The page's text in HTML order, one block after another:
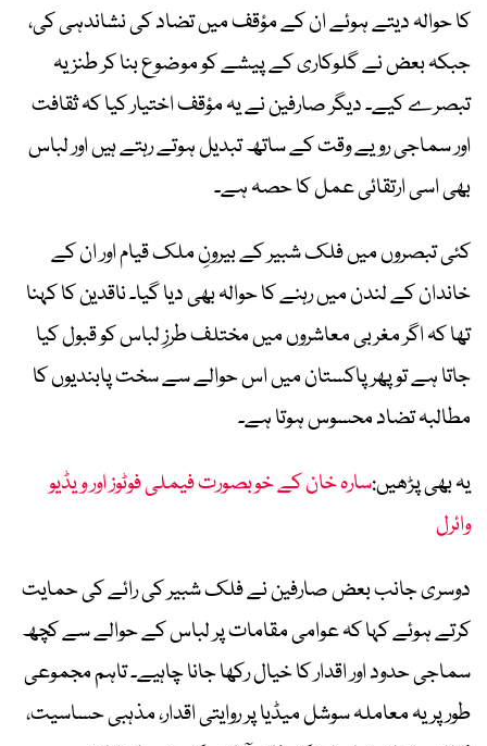
کا حوالہ دیتے ہوئے ان کے مؤقف میں تضاد کی نشاندہی کی،
جبکہ بعض نے گلوکاری کے پیشے کو موضوع بنا کر طنزیہ
تبصرے کیے۔ دیگر صارفین نے یہ مؤقف اختیار کیا کہ ثقافت
اور سماجی رویے وقت کے ساتھ تبدیل ہوتے رہتے ہیں اور لباس
بھی اسی ارتقائی عمل کا حصہ ہے۔
کئی تبصروں میں فلک شبیر کے بیرونِ ملک قیام اور ان کے
خاندان کے لندن میں رہنے کا حوالہ بھی دیا گیا۔ ناقدین کا کہنا
تھا کہ اگر مغربی معاشروں میں مختلف طرزِ لباس کو قبول کیا
جاتا ہے تو پھر پاکستان میں اس حوالے سے سخت پابندیوں کا
مطالبہ تضاد محسوس ہوتا ہے۔
یہ بھی پڑھیں:سارہ خان کے خوبصورت فیملی فوٹوز اور ویڈیو
وائرل
دوسری جانب بعض صارفین نے فلک شبیر کی رائے کی حمایت
کرتے ہوئے کہا کہ عوامی مقامات پر لباس کے حوالے سے کچھ
سماجی حدود اور اقدار کا خیال رکھا جانا چاہیے۔ تاہم مجموعی
طور پر یہ معاملہ سوشل میڈیا پر روایتی اقدار، مذہبی حساسیت،